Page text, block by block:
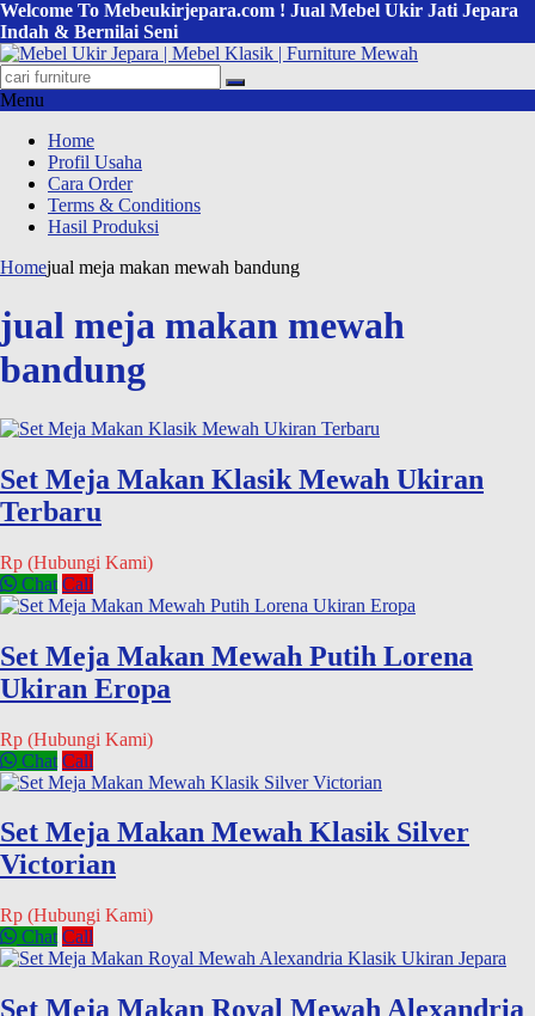
Welcome To Mebeukirjepara.com ! Jual Mebel Ukir Jati Jepara
Indah & Bernilai Seni
Menu
Home
Profil Usaha
Cara Order
Terms & Conditions
Hasil Produksi
Homejual meja makan mewah bandung
jual meja makan mewah
bandung
Set Meja Makan Klasik Mewah Ukiran
Terbaru
Rp (Hubungi Kami)
Chat Call
Set Meja Makan Mewah Putih Lorena
Ukiran Eropa
Rp (Hubungi Kami)
Chat Call
Set Meja Makan Mewah Klasik Silver
Victorian
Rp (Hubungi Kami)
Chat Call
Set Meja Makan Royal Mewah Alexandria